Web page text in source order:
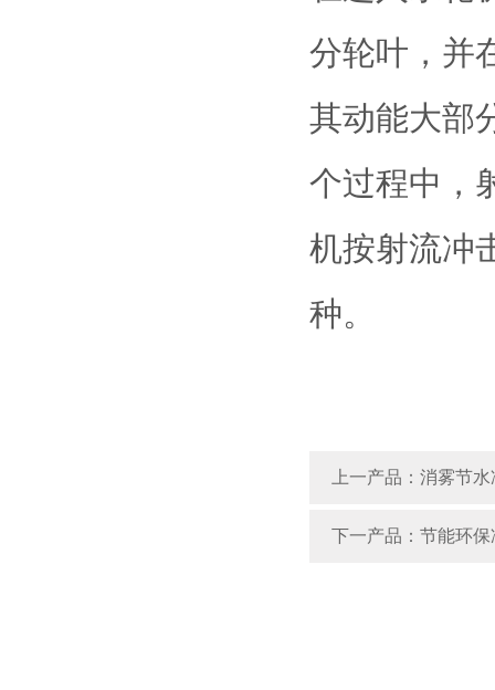
分轮叶，并
其动能大部
个过程中，
机按射流冲
种。
上一产品：消雾节
下一产品：节能环保